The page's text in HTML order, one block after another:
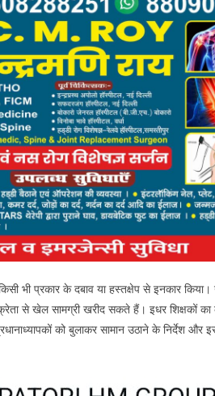
भी प्रकार के दबाव या हस्तक्षेप से इनकार किया।
से खेल सामग्री खरीद सकते हैं। इधर शिक्षकों का
को बुलाकर सामान उठाने के निर्देश